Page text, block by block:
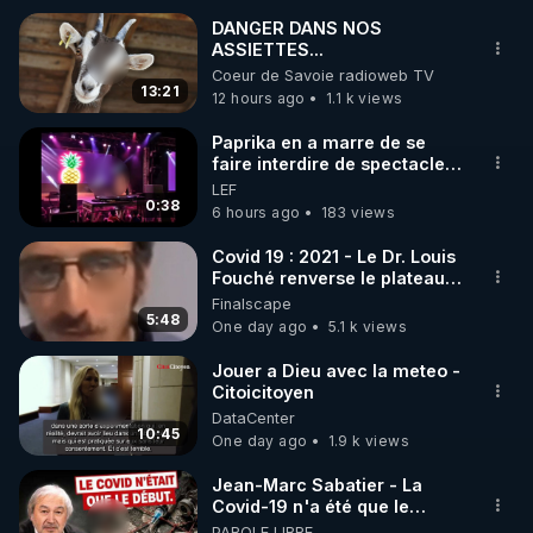
🌱 INSTAGRAM
https://www.instagram.com/rdlr_thierrycasasnovas/
http://rgnr.li/instagram
🌱 LA NEWSLETTER
Pour ne pas rater l’actualité RGNR (stages,
http://rgnr.li/news
🌱 VIDÉOS NON CENSURÉES SUR ODYSEE
Toutes les vidéos Youtube sont aussi sur la
http://rgnr.li/odysee
🌱 LES STAGES EN PRÉSENTIEL
13:21
DANGER DANS NOS
ASSIETTES...
Coeur de Savoie radioweb TV
12 hours ago
1.1 k views
0:38
Paprika en a marre de se
faire interdire de spectacle.
Elle décide donc de devenir
DJ !
LEF
6 hours ago
183 views
5:48
Covid 19 : 2021 - Le Dr. Louis
Fouché renverse le plateau
de CNews !
Finalscape
One day ago
5.1 k views
10:45
Jouer a Dieu avec la meteo -
Citoicitoyen
DataCenter
One day ago
1.9 k views
Jean-Marc Sabatier - La
Covid-19 n'a été que le
début - L'ARNm & l'ARNm-aa